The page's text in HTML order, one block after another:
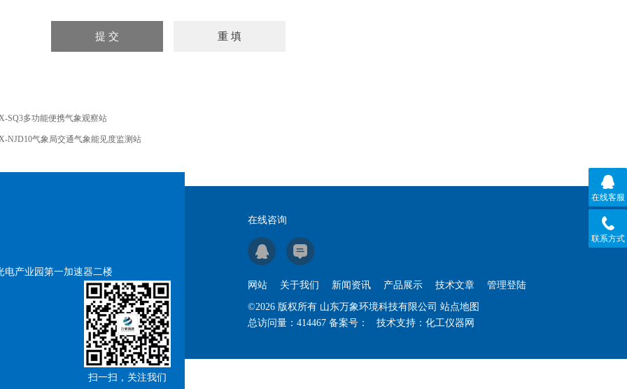
SQ3多功能便携气象观察站
NJD10气象局交通气象能见度监测站
电产业园第一加速器二楼
扫一扫，关注我们
在线咨询
网站 关于我们 新闻资讯 产品展示 技术文章 管理登陆
©2026 版权所有 山东万象环境科技有限公司 站点地图
总访问量： 414467 备案号： 技术支持： 化工仪器网
在线客服
联系方式